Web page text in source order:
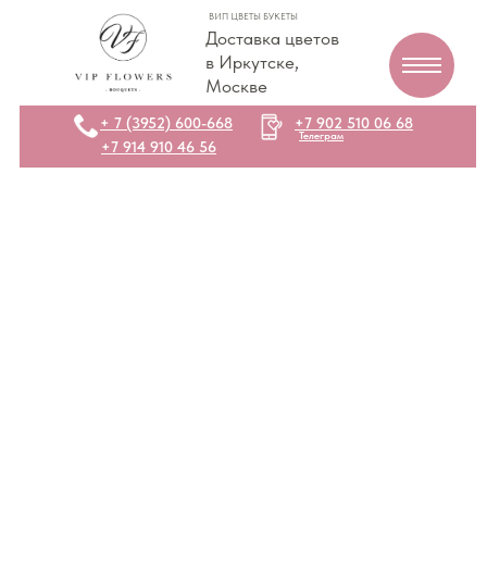
Доставка цветов
в Иркутске,
Москве
ВИП ЦВЕТЫ БУКЕТЫ
+7 914 910 46 56
+7 902 510 06 68
Телеграм
+ 7 (3952) 600-668